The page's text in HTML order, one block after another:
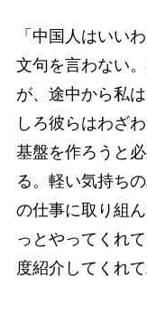
「中国人はいい
文句を言わない
が、途中から私
しろ彼らはわざ
基盤を作ろうと
る。軽い気持ち
の仕事に取り組
っとやってくれ
度紹介してくれ